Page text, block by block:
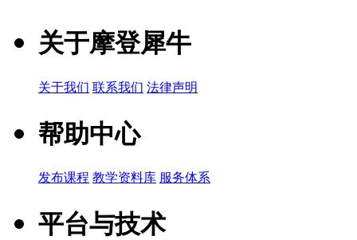
关于摩登犀牛
关于我们 联系我们 法律声明
帮助中心
发布课程 教学资料库 服务体系
平台与技术